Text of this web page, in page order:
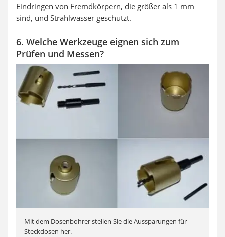
Eindringen von Fremdkörpern, die größer als 1 mm
sind, und Strahlwasser geschützt.
6. Welche Werkzeuge eignen sich zum
Prüfen und Messen?
Mit dem Dosenbohrer stellen Sie die Aussparungen für
Steckdosen her.